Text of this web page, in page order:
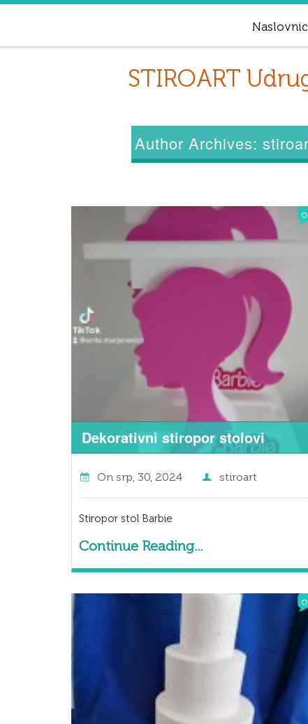
STIROART
Author Archives:
Dekorativni stiropor stolovi
On srp, 30, 2024 stiroart
Stiropor stol Barbie
Continue Reading...